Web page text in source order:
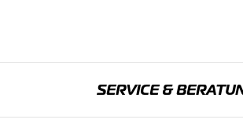
SERVICE &